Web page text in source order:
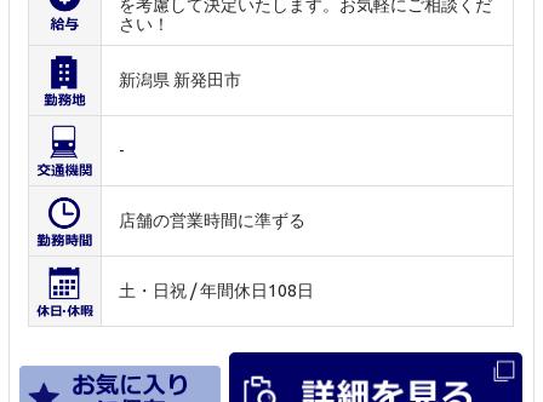
を考慮して決定いたします。お気軽にご相談くだ
さい！
新潟県 新発田市
-
店舗の営業時間に準ずる
土・日祝 / 年間休日108日